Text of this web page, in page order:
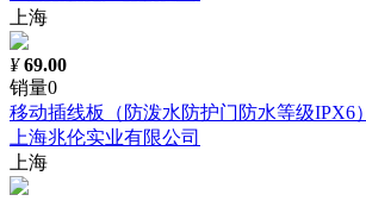
上海
¥ 69.00
销量0
移动插线板（防泼水防护门防水等级IPX6）
上海兆伦实业有限公司
上海